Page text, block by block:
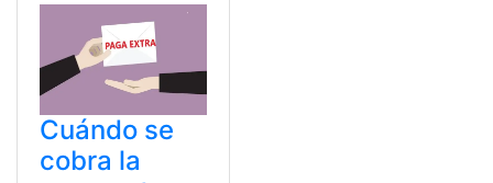
Cuándo se
cobra la